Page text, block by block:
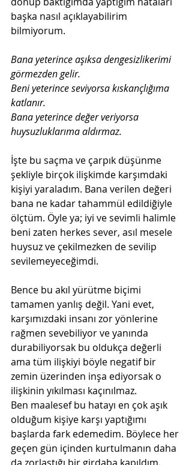
başka nasıl açıklayabilirim
bilmiyorum.
Bana yeterince aşıksa dengesizlikerimi
görmezden gelir.
Beni yeterince seviyorsa kıskançlığıma
katlanır.
Bana yeterince değer veriyorsa
huysuzluklarıma aldırmaz.
İşte bu saçma ve çarpık düşünme
şekliyle birçok ilişkimde karşımdaki
kişiyi yaraladım. Bana verilen değeri
bana ne kadar tahammül edildiğiyle
ölçtüm. Öyle ya; iyi ve sevimli halimle
beni zaten herkes sever, asıl mesele
huysuz ve çekilmezken de sevilip
sevilemeyeceğimdi.
Bence bu akıl yürütme biçimi
tamamen yanlış değil. Yani evet,
karşımızdaki insanı zor yönlerine
rağmen sevebiliyor ve yanında
durabiliyorsak bu oldukça değerli
ama tüm ilişkiyi böyle negatif bir
zemin üzerinden inşa ediyorsak o
ilişkinin yıkılması kaçınılmaz.
Ben maalesef bu hatayı en çok aşık
olduğum kişiye karşı yaptığımı
başlarda fark edemedim. Böylece her
geçen gün içinden kurtulmanın daha